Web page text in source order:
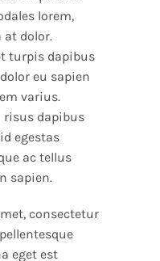
lorem,
at dolor.
turpis dapibus
eu sapien
varius.
risus dapibus
egestas
ac tellus
sapien.
consectetur
eget est